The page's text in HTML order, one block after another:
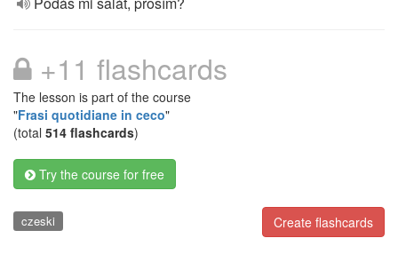
+11 flashcards
The lesson is part of the course
"Frasi quotidiane in ceco"
(total 514 flashcards)
Try the course for free
Create flashcards
czeski